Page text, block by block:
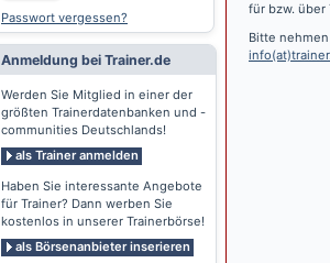
Passwort vergessen?
Anmeldung bei Trainer.de
Werden Sie Mitglied in einer der
größten Trainerdatenbanken und -
communities Deutschlands!
als Trainer anmelden
Haben Sie interessante Angebote
für Trainer? Dann werben Sie
kostenlos in unserer Trainerbörse!
als Börsenanbieter inserieren
für bzw. über
Bitte